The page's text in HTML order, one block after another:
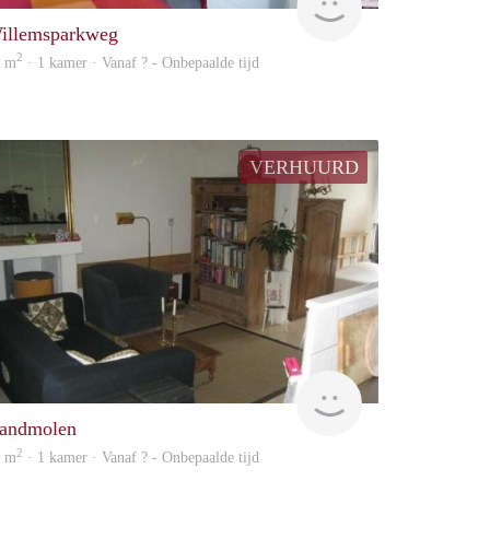
m2 · 1 kamer · Vanaf ? - Onbepaalde tijd
VERHUURD
rent
m2 · 1 kamer · Vanaf ? - Onbepaalde tijd